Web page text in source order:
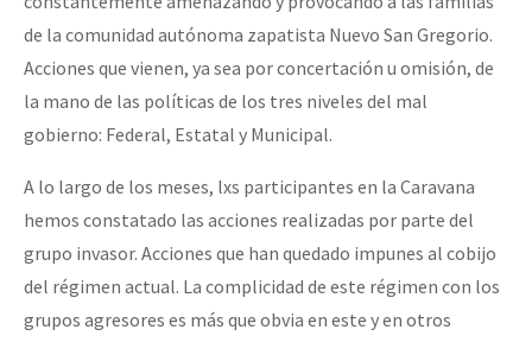
de la comunidad autónoma zapatista Nuevo San Gregorio.
Acciones que vienen, ya sea por concertación u omisión, de
la mano de las políticas de los tres niveles del mal
gobierno: Federal, Estatal y Municipal.
A lo largo de los meses, lxs participantes en la Caravana
hemos constatado las acciones realizadas por parte del
grupo invasor. Acciones que han quedado impunes al cobijo
del régimen actual. La complicidad de este régimen con los
grupos agresores es más que obvia en este y en otros